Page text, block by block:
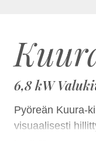
6,8 kW
Pyöreän Kuura-
visuaalisesti